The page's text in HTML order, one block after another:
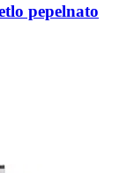
pepelnato